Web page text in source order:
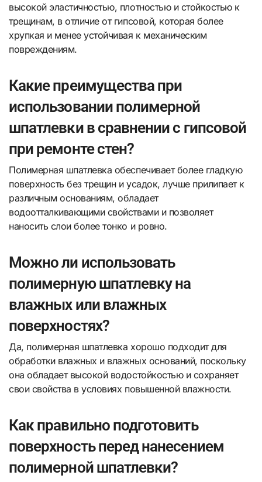
высокой эластичностью, плотностью и стойкостью к
трещинам, в отличие от гипсовой, которая более
хрупкая и менее устойчивая к механическим
повреждениям.
Какие преимущества при
использовании полимерной
шпатлевки в сравнении с гипсовой
при ремонте стен?
Полимерная шпатлевка обеспечивает более гладкую
поверхность без трещин и усадок, лучше прилипает к
различным основаниям, обладает
водоотталкивающими свойствами и позволяет
наносить слои более тонко и ровно.
Можно ли использовать
полимерную шпатлевку на
влажных или влажных
поверхностях?
Да, полимерная шпатлевка хорошо подходит для
обработки влажных и влажных оснований, поскольку
она обладает высокой водостойкостью и сохраняет
свои свойства в условиях повышенной влажности.
Как правильно подготовить
поверхность перед нанесением
полимерной шпатлевки?